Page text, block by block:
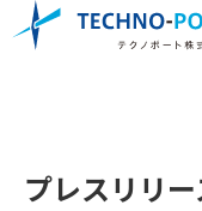
その他記事 プレスリリー
プレスリリ